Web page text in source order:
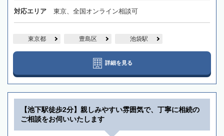
対応エリア 東京、全国オンライン相談可
東京都 豊島区 池袋駅
詳細を見る
【池下駅徒歩2分】親しみやすい雰囲気で、丁寧に相続の
ご相談をお伺いいたします